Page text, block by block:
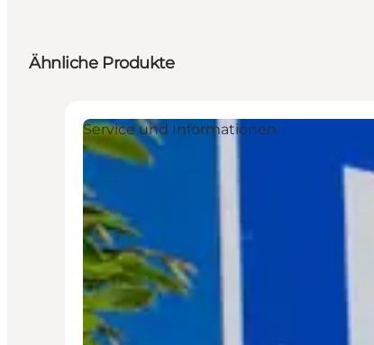
Ähnliche Produkte
Service und Informationen